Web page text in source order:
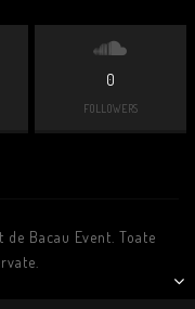
0
FOLLOWERS
Bacau Event. Toate